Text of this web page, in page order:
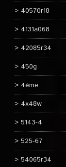
40570r18
4131a068
42085r34
450g
4ème
4x48w
5143-4
525-67
54065r34